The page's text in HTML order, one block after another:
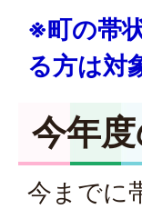
※町の帯
る方は対
今年
今までに